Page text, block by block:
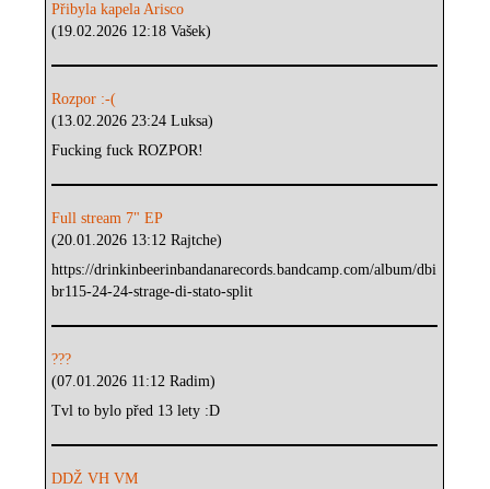
Přibyla kapela Arisco
(19.02.2026 12:18 Vašek)
Rozpor :-(
(13.02.2026 23:24 Luksa)
Fucking fuck ROZPOR!
Full stream 7" EP
(20.01.2026 13:12 Rajtche)
https://drinkinbeerinbandanarecords.bandcamp.com/album/dbi
br115-24-24-strage-di-stato-split
???
(07.01.2026 11:12 Radim)
Tvl to bylo před 13 lety :D
DDŽ VH VM